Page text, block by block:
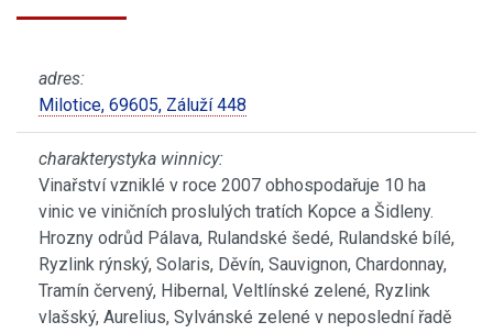
adres:
Milotice, 69605, Záluží 448
charakterystyka winnicy:
Vinařství vzniklé v roce 2007 obhospodařuje 10 ha
vinic ve viničních proslulých tratích Kopce a Šidleny.
Hrozny odrůd Pálava, Rulandské šedé, Rulandské bílé,
Ryzlink rýnský, Solaris, Děvín, Sauvignon, Chardonnay,
Tramín červený, Hibernal, Veltlínské zelené, Ryzlink
vlašský, Aurelius, Sylvánské zelené v neposlední řadě